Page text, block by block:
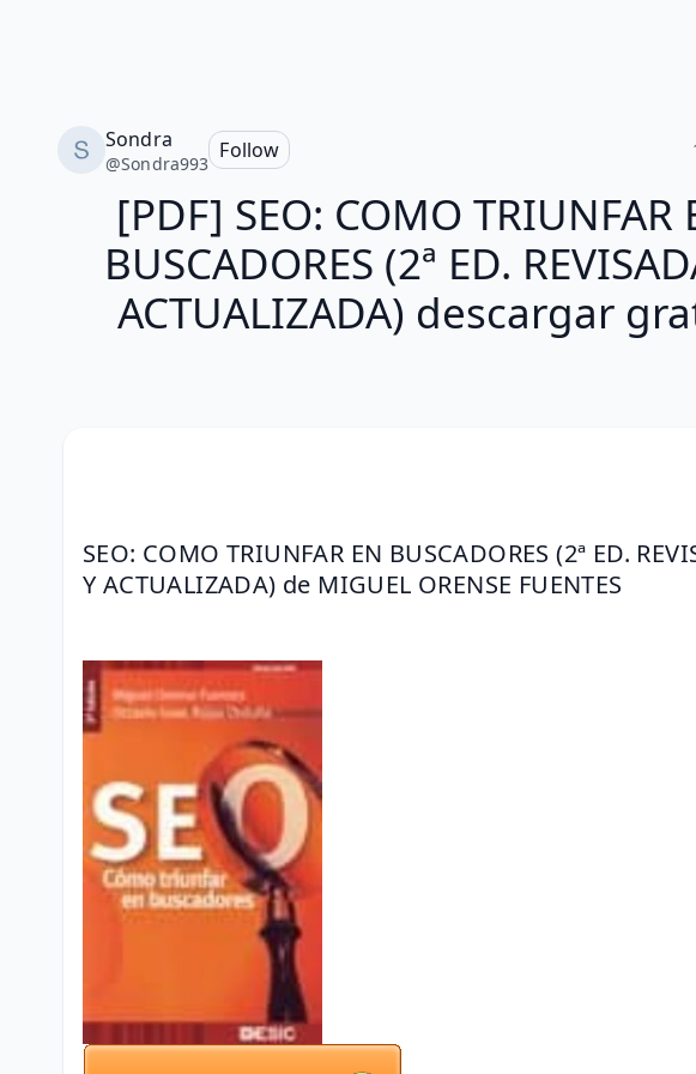
Sondra
@Sondra993
Follow
[PDF] SEO: COMO TRIUNFAR
BUSCADORES (2ª ED.
ACTUALIZADA) descargar
SEO: COMO TRIUNFAR EN BUSCADORES (2ª ED.
Y ACTUALIZADA) de MIGUEL ORENSE FUENTES